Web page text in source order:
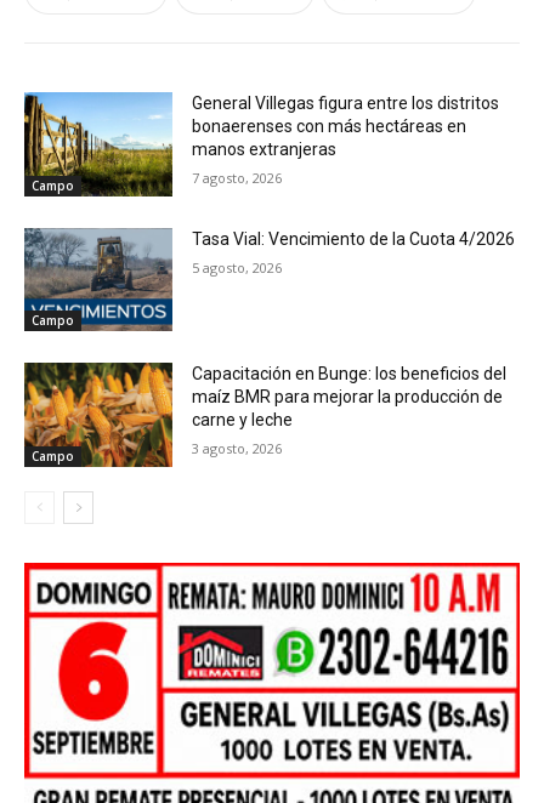
Campo
General Villegas figura entre los distritos
bonaerenses con más hectáreas en
manos extranjeras
7 agosto, 2026
Campo
Tasa Vial: Vencimiento de la Cuota 4/2026
5 agosto, 2026
Campo
Capacitación en Bunge: los beneficios del
maíz BMR para mejorar la producción de
carne y leche
3 agosto, 2026